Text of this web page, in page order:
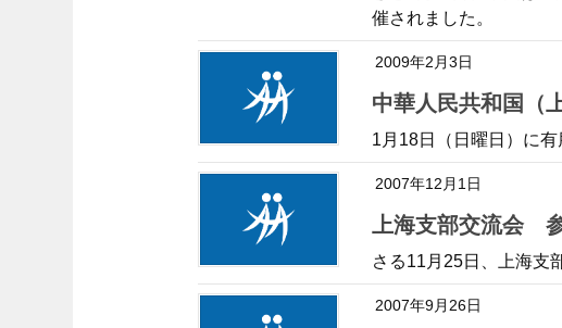
催されました。
2009年2月3日
中華人民共和国
1月18日（日曜日）に有
2007年12月1日
上海支部交流会
さる11月25日、上海支
2007年9月26日